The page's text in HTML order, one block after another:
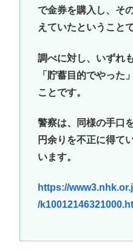
で金券を購入し、そ
えていたということで
調べに対し、いずれ
「貯蓄目的でやった
ことです。
警察は、同様の手口
円余りを不正に得て
います。
https://
/